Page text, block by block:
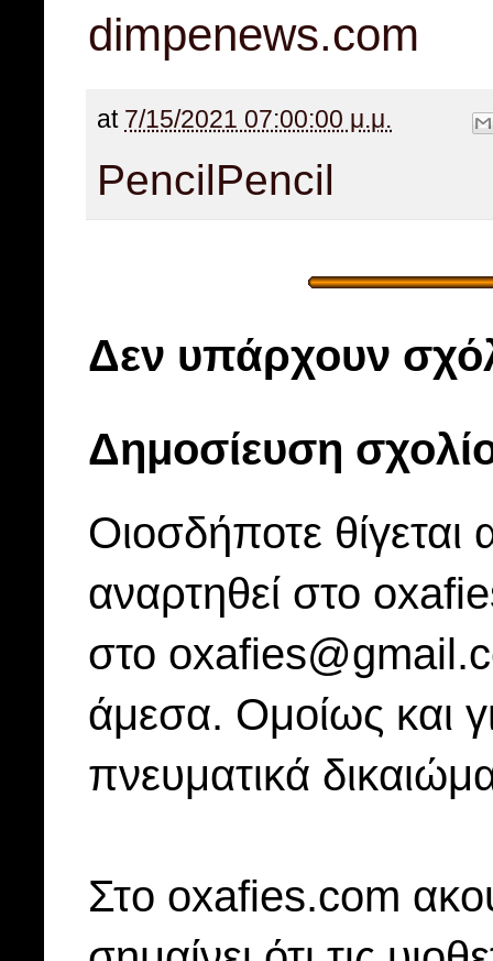
dimpenews.com
at 7/15/2021 07:00:00 μ.μ.
PencilPencil
Δεν υπάρχουν
Δημοσίευση
Οιοσδήποτε
αναρτηθεί στο
στο
άμεσα. Ομοίως και
πνευματικά
Στo oxafies.com